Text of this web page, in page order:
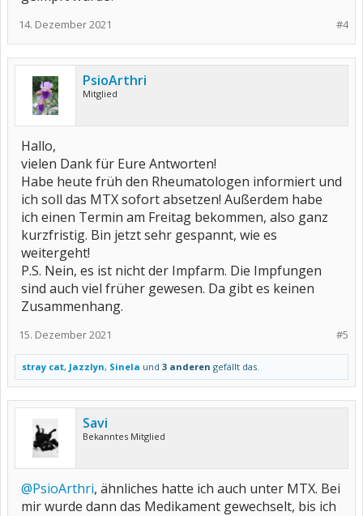
#4
14. Dezember 2021
PsioArthri
Mitglied
Hallo,
vielen Dank für Eure Antworten!
Habe heute früh den Rheumatologen informiert und
ich soll das MTX sofort absetzen! Außerdem habe
ich einen Termin am Freitag bekommen, also ganz
kurzfristig. Bin jetzt sehr gespannt, wie es
weitergeht!
P.S. Nein, es ist nicht der Impfarm. Die Impfungen
sind auch viel früher gewesen. Da gibt es keinen
Zusammenhang.
#5
15. Dezember 2021
stray cat, Jazzlyn, Sinela und 3 anderen gefällt das.
Savi
Bekanntes Mitglied
@PsioArthri, ähnliches hatte ich auch unter MTX. Bei
mir wurde dann das Medikament gewechselt, bis ich